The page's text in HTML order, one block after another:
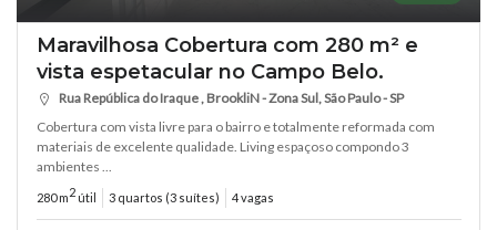
Maravilhosa Cobertura com 280 m² e
vista espetacular no Campo Belo.
Rua República do Iraque , BrookliN - Zona Sul, São Paulo - SP
Cobertura com vista livre para o bairro e totalmente reformada com
materiais de excelente qualidade. Living espaçoso compondo 3
ambientes ...
280 m2 útil 3 quartos (3 suítes) 4 vagas